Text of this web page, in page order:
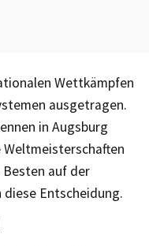
Wettkämpfen
ausgetragen.
in Augsburg
auf der
diese Entscheidung.